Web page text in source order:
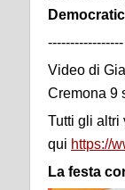
-----------------
Video di
Cremona 9
Tutti gli altri
qui https://
La festa